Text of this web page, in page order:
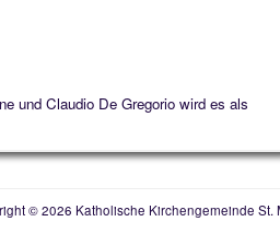
und Claudio De Gregorio wird es als
© 2026 Katholische Kirchengemeinde St.